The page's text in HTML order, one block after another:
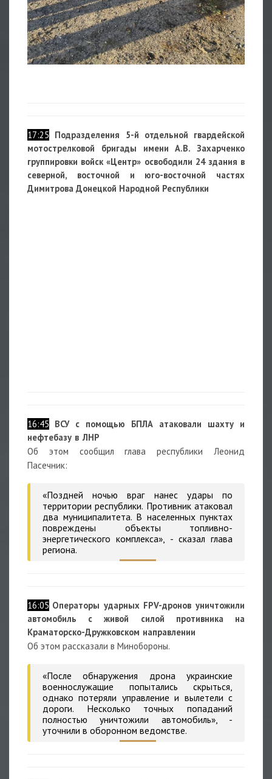
17:25 Подразделения 5-й отдельной гвардейской
мотострелковой бригады имени А.В. Захарченко
группировки войск «Центр» освободили 24 здания в
северной, восточной и юго-восточной частях
Димитрова Донецкой Народной Республики
16:45 ВСУ с помощью БПЛА атаковали шахту и
нефтебазу в ЛНР
Об этом сообщил глава республики Леонид
Пасечник:
«Поздней ночью враг нанес удары по
территории республики. Противник атаковал
два муниципалитета. В населенных пунктах
повреждены объекты топливно-
энергетического комплекса», - сказал глава
региона.
16:05 Операторы ударных FPV-дронов уничтожили
автомобиль с живой силой противника на
Краматорско-Дружковском направлении
Об этом рассказали в Минобороны.
«После обнаружения дрона украинские
военнослужащие попытались скрыться,
однако потеряли управление и вылетели с
дороги. Несколько точных попаданий
полностью уничтожили автомобиль», -
уточнили в оборонном ведомстве.